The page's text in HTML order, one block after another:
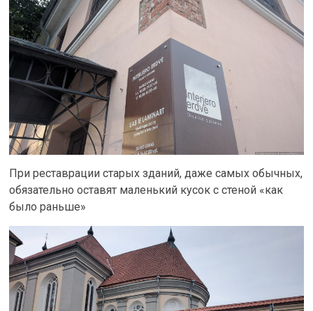
При реставрации старых зданий, даже самых обычных,
обязательно оставят маленький кусок с стеной «как
было раньше»